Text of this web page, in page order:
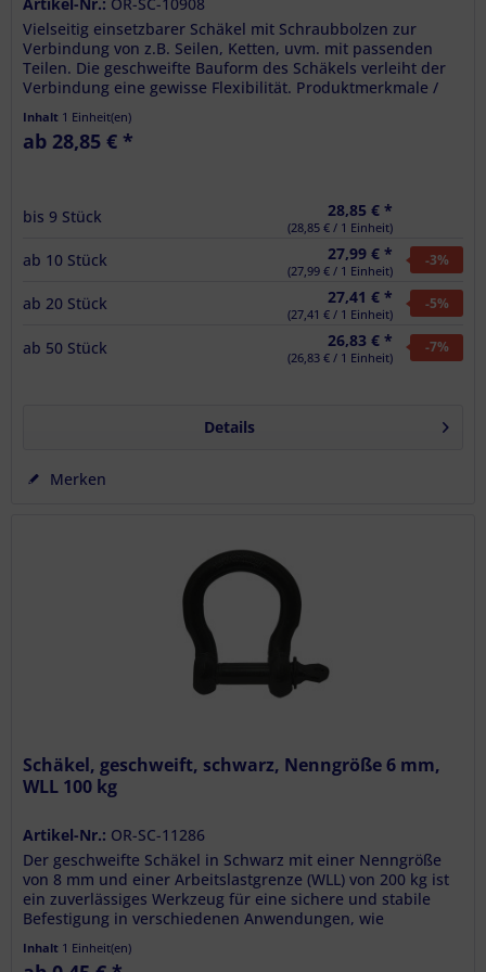
Artikel-Nr.: OR-SC-10908
Vielseitig einsetzbarer Schäkel mit Schraubbolzen zur
Verbindung von z.B. Seilen, Ketten, uvm. mit passenden
Teilen. Die geschweifte Bauform des Schäkels verleiht der
Verbindung eine gewisse Flexibilität. Produktmerkmale /
Inhalt 1 Einheit(en)
ab 28,85 € *
bis 9 Stück 28,85 € *
(28,85 € / 1 Einheit)
ab 10 Stück 27,99 € *
(27,99 € / 1 Einheit)
-3%
ab 20 Stück 27,41 € *
(27,41 € / 1 Einheit)
-5%
ab 50 Stück 26,83 € *
(26,83 € / 1 Einheit)
-7%
Details
Merken
Schäkel, geschweift, schwarz, Nenngröße 6 mm,
WLL 100 kg
Artikel-Nr.: OR-SC-11286
Der geschweifte Schäkel in Schwarz mit einer Nenngröße
von 8 mm und einer Arbeitslastgrenze (WLL) von 200 kg ist
ein zuverlässiges Werkzeug für eine sichere und stabile
Befestigung in verschiedenen Anwendungen, wie
Inhalt 1 Einheit(en)